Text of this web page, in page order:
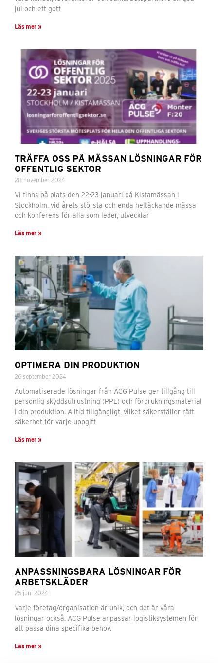
jul och ett gott
Läs mer »
TRÄFFA OSS PÅ MÄSSAN LÖSNINGAR FÖR
OFFENTLIG SEKTOR
28 november 2024
Vi finns på plats den 22-23 januari på Kistamässan i
Stockholm, vid årets största och enda heltäckande mässa
och konferens för alla som leder, utvecklar
Läs mer »
OPTIMERA DIN PRODUKTION
26 september 2024
Automatiserade lösningar från ACG Pulse ger tillgång till
personlig skyddsutrustning (PPE) och förbrukningsmaterial
i din produktion. Alltid tillgängligt, vilket säkerställer rätt
säkerhet för varje uppgift
Läs mer »
ANPASSNINGSBARA LÖSNINGAR FÖR
ARBETSKLÄDER
25 juni 2024
Varje företag/organisation är unik, och det är våra
lösningar också. ACG Pulse anpassar logistiksystemen för
att passa dina specifika behov.
Läs mer »